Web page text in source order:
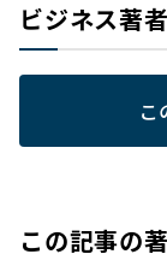
ビジネス著
こ
この記事の